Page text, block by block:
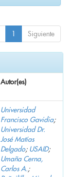
1 Siguiente
Autor(es)
Universidad
Francisco Gavidia;
Universidad Dr.
José Matías
Delgado; USAID;
Umaña Cerna,
Carlos A.;